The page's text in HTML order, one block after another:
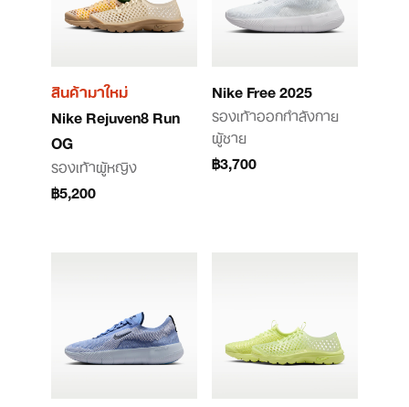
สินค้ามาใหม่
Nike Rejuven8 Run
OG
รองเท้าผู้หญิง
฿5,200
Nike Free 2025
รองเท้าออกกำลังกาย
ผู้ชาย
฿3,700